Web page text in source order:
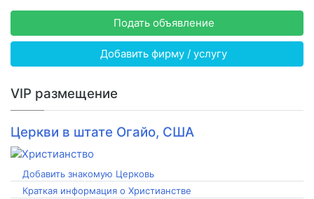
Подать объявление
Добавить фирму / услугу
VIP размещение
Церкви в штате Огайо, США
Добавить знакомую Церковь
Краткая информация о Христианстве